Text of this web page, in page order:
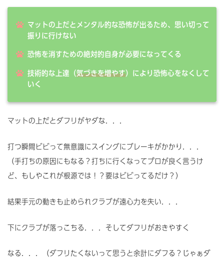
マットの上だとメンタル的な恐怖が出るため、思い切って
振りに行けない
恐怖を消すための絶対的自身が必要になってくる
技術的な上達（気づきを増やす）により恐怖心をなくして
いく
マットの上だとダフリがヤダな．．．
打つ瞬間ビビって無意識にスイングにブレーキがかかり．．．
（手打ちの原因にもなる？打ちに行くなってプロが良く言うけ
ど、もしやこれが根源では！？要はビビってるだけ？）
結果手元の動きも止められクラブが遠心力を失い．．．
下にクラブが落っこちる．．．そしてダフリがおきやすく
なる．．．（ダフリたくないって思うと余計にダフる？じゃぁダ